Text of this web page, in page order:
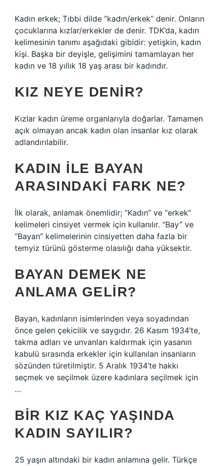
Kadın erkek; Tıbbi dilde “kadın/erkek” denir. Onların
çocuklarına kızlar/erkekler de denir. TDK’da, kadın
kelimesinin tanımı aşağıdaki gibidir: yetişkin, kadın
kişi. Başka bir deyişle, gelişimini tamamlayan her
kadın ve 18 yıllık 18 yaş arası bir kadındır.
KIZ NEYE DENIR?
Kızlar kadın üreme organlarıyla doğarlar. Tamamen
açık olmayan ancak kadın olan insanlar kız olarak
adlandırılabilir.
KADIN ILE BAYAN
ARASINDAKI FARK NE?
İlk olarak, anlamak önemlidir; “Kadın” ve “erkek”
kelimeleri cinsiyet vermek için kullanılır. “Bay” ve
“Bayan” kelimelerinin cinsiyetten daha fazla bir
temyiz türünü gösterme olasılığı daha yüksektir.
BAYAN DEMEK NE
ANLAMA GELIR?
Bayan, kadınların isimlerinden veya soyadından
önce gelen çekicilik ve saygıdır. 26 Kasım 1934’te,
takma adları ve unvanları kaldırmak için yasanın
kabulü sırasında erkekler için kullanılan insanların
sözünden türetilmiştir. 5 Aralık 1934’te hakkı
seçmek ve seçilmek üzere kadınlara seçilmek için
…
BIR KIZ KAÇ YAŞINDA
KADIN SAYILIR?
25 yaşın altındaki bir kadın anlamına gelir. Türkçe